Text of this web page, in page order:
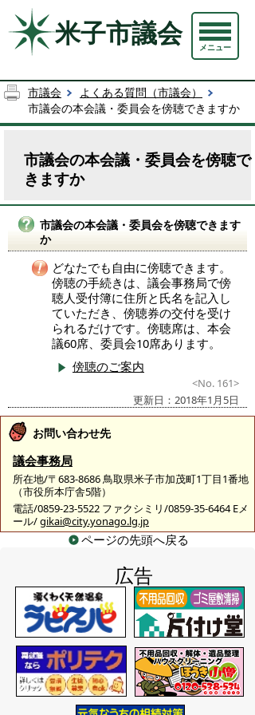
米子市議会 メニュー
市議会
よくある質問（市議会）
市議会の本会議・委員会を傍聴できますか
市議会の本会議・委員会を傍聴で
きますか
市議会の本会議・委員会を傍聴できます
か
どなたでも自由に傍聴できます。
傍聴の手続きは、議会事務局で傍
聴人受付簿に住所と氏名を記入し
ていただき、傍聴券の交付を受け
られるだけです。傍聴席は、本会
議60席、委員会10席あります。
傍聴のご案内
<No. 161>
更新日：2018年1月5日
お問い合わせ先
議会事務局
所在地/〒683-8686 鳥取県米子市加茂町1丁目1番地
（市役所本庁舎5階）
電話/0859-23-5522 ファクシミリ/0859-35-6464 Eメ
ール/gikai@city.yonago.lg.jp
ページの先頭へ戻る
広告